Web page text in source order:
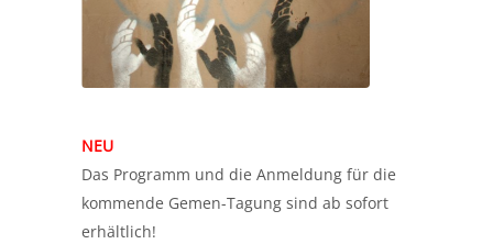
NEU
Das Programm und die Anmeldung für die
kommende Gemen-Tagung sind ab sofort
erhältlich!